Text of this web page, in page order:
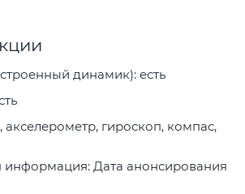
динамик): есть
акселерометр, гироскоп, компас,
информация: Дата анонсирования